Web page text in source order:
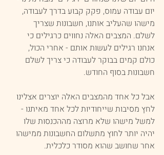
יום עבודה עמוס, פקק קבוע בדרך לעבודה,
מישהו שהעליב אותנו, חשבונות שצריך
לשלם. המצבים האלה נחווים כרגילים כי
אנחנו רגילים לעשות אותם - אחרי הכול,
כולם קמים בבוקר לעבודה כי צריך לשלם
חשבונות בסוף החודש.
אבל כל אחד מהמצבים האלה יוצרים אצלינו
לחץ מסיבות שייחודיות לכל אחד מאיתנו -
למשל מישהו שלא מרוצה מההכנסות שלו
יהיה יותר לחוץ מתשלום החשבונות ממישהו
אחר שחושב שהוא מסודר כלכלית.